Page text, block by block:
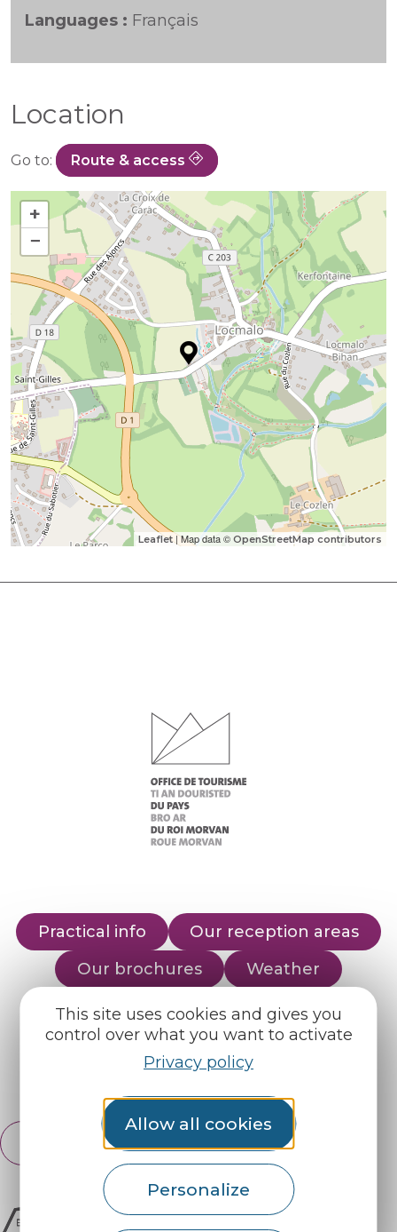
This site uses cookies and gives you
control over what you want to activate
Privacy policy
Allow all cookies
Personalize
Languages : Français
Location
Go to: Route & access
+
−
Leaflet | Map data © OpenStreetMap contributors
Practical info
Our reception areas
Our brochures
Weather
Find us on :
English
Français